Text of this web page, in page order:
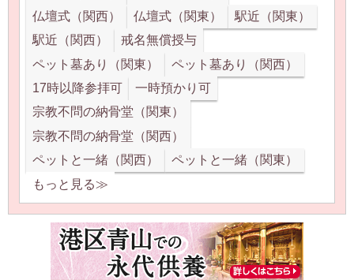
仏壇式（関西）
仏壇式（関東）
駅近（関東）
駅近（関西）
戒名無償授与
ペット墓あり（関東）
ペット墓あり（関西）
17時以降参拝可
一時預かり可
宗教不問の納骨堂（関東）
宗教不問の納骨堂（関西）
ペットと一緒（関西）
ペットと一緒（関東）
もっと見る≫